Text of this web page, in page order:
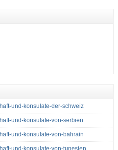
und-konsulate-der-schweiz
und-konsulate-von-serbien
und-konsulate-von-bahrain
und-konsulate-von-tunesien